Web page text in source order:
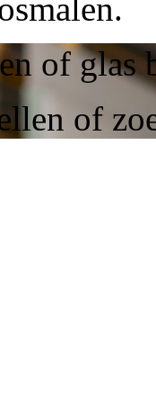
of glas
of